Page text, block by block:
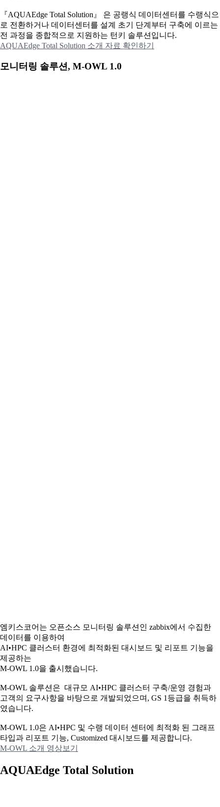
『AQUAEdge Total Solution』 은 공랭식 데이터센터를 수랭식으
로 전환하거나 데이터센터를 설계 초기 단계부터 구축에 이르는
전 과정을 종합적으로 지원하는 턴키 솔루션입니다.
AQUAEdge Total Solution 소개 자료 확인하기
모니터링 솔루션, M-OWL 1.0
엠키스코어는 오픈소스 모니터링 솔루션인 zabbix에서 수집한
데이터를 이용하여
AI•HPC 클러스터 환경에 최적화된 대시보드 및 리포트 기능을
제공하는
M-OWL 1.0을 출시했습니다.
M-OWL 솔루션은 대규모 AI•HPC 클러스터 구축/운영 경험과
고객의 요구사항을 바탕으로 개발되었으며, GS 1등급을 취득하
였습니다.
M-OWL 1.0은 AI•HPC 및 수랭 데이터 센터에 최적화 된 그래프
타입과 리포트 기능, Customized 대시보드를 제공합니다.
M-OWL 소개 영상보기
AQUAEdge Total Solution